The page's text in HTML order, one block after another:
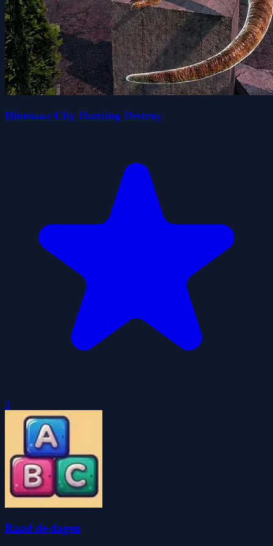
Dinosaur City Hunting Destroy
0
Raad de dagen